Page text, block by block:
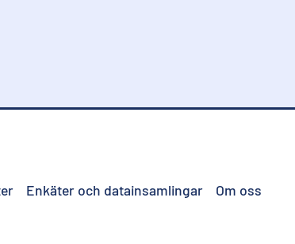
Enkäter och datainsamlingar Om oss